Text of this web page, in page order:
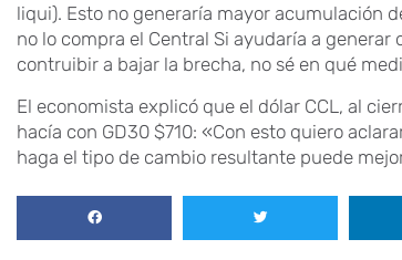
liqui). Esto no generaría mayor acumulación
no lo compra el Central Si ayudaría a
contruibir a bajar la brecha, no sé en qué
El economista explicó que el dólar CCL, al
hacía con GD30 $710: «Con esto quiero
haga el tipo de cambio resultante puede